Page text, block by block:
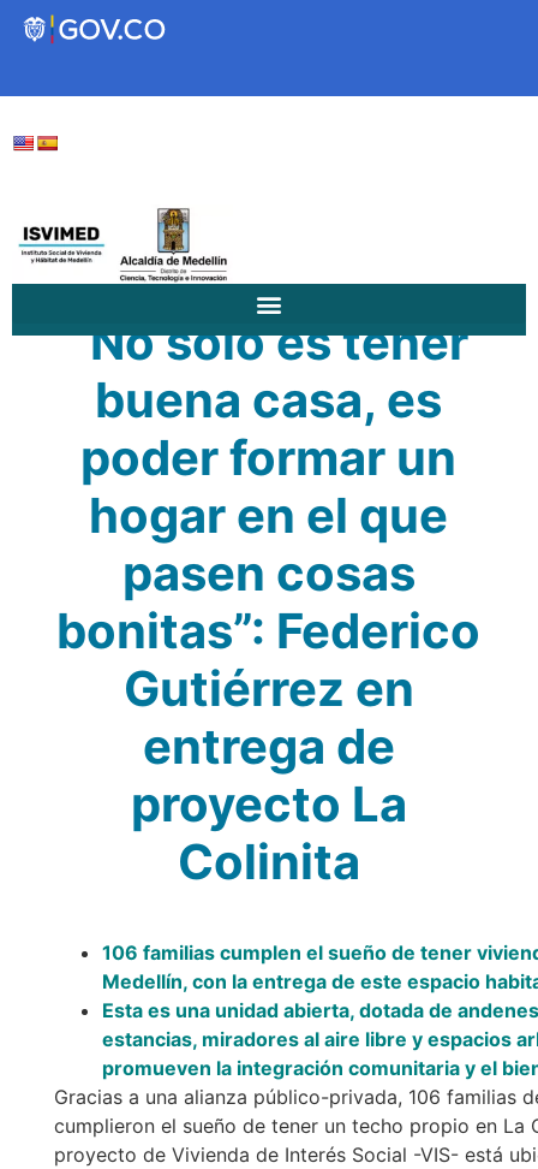
Participa
Hábitat de Medellín
Servicios
Mejoramiento de
Vivienda
Vivienda Nueva
Vivienda un proyecto
familiar
Arrendamiento temporal
Reconocimiento de
Edificaciones – C0
Acompañamiento Social
OPV-JVC
Notificaciones
Convocatorias
Nosotros
¿Qué es el ISVIMED?
Plan de Desarrollo
Rendición de cuentas
Directorio de servidores
Encuesta de Percepción
Opciones de accesibilidad
Tamaño de la
fuente
Más Información sobre Accesibilidad
“No solo es tener
buena casa, es
poder formar un
hogar en el que
pasen cosas
bonitas”: Federico
Gutiérrez en
entrega de
proyecto La
Colinita
106 familias cumplen el sueño de tener
Medellín, con la entrega de este espacio
Esta es una unidad abierta, dotada de
estancias, miradores al aire libre y espacios
promueven la integración comunitaria y el
Gracias a una alianza público-privada, 106 familias
cumplieron el sueño de tener un techo propio en La
proyecto de Vivienda de Interés Social -VIS- está